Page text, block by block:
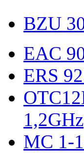
BZU
EAC
ERS
1,2GHz
MC 1-